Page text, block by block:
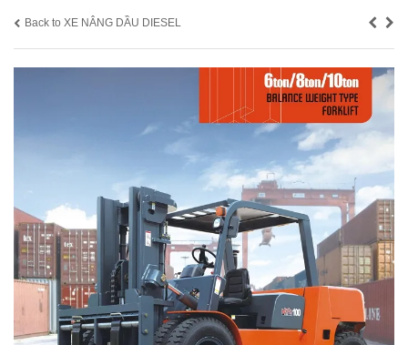
Back to XE NÂNG DẦU DIESEL